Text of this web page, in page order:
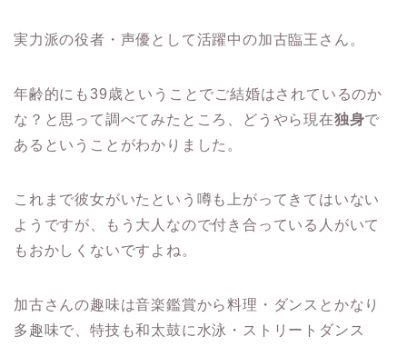
実力派の役者・声優として活躍中の加古臨王さん。
年齢的にも39歳ということでご結婚はされているのか
な？と思って調べてみたところ、どうやら現在独身で
あるということがわかりました。
これまで彼女がいたという噂も上がってきてはいない
ようですが、もう大人なので付き合っている人がいて
もおかしくないですよね。
加古さんの趣味は音楽鑑賞から料理・ダンスとかなり
多趣味で、特技も和太鼓に水泳・ストリートダンス